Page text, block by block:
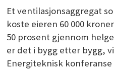
Et ventilasjonsaggregat
koste eieren 60 000
50 prosent gjennom
er det i bygg etter bygg,
Energiteknisk konferanse